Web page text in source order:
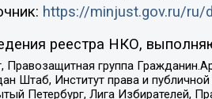
https://minjust.gov.ru/ru/
реестра НКО,
Правозащитная группа
Штаб, Институт права и
Петербург, Лига Избирателей,